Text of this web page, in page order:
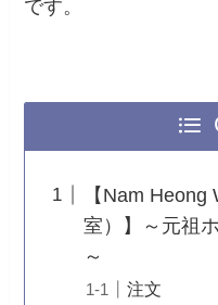
です。
【Nam
室）】～元祖
～
注文